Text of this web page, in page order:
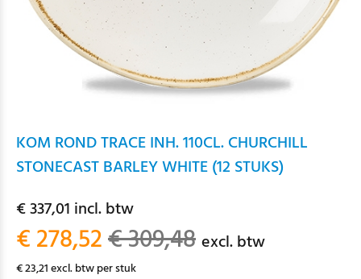
KOM ROND TRACE INH. 110CL. CHURCHILL
STONECAST BARLEY WHITE (12 STUKS)
€ 337,01 incl. btw
€ 278,52€ 309,48 excl. btw
€ 23,21 excl. btw per stuk